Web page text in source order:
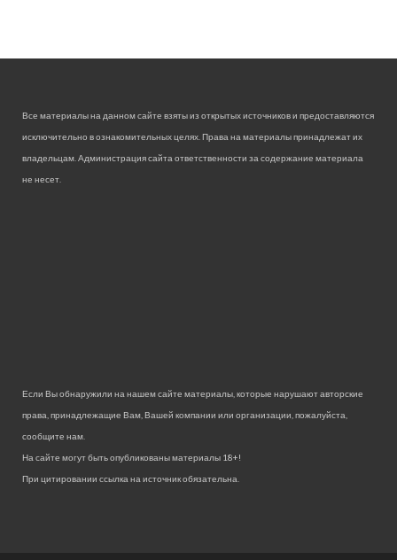
Все материалы на данном сайте взяты из открытых источников и предоставляются
исключительно в ознакомительных целях. Права на материалы принадлежат их
владельцам. Администрация сайта ответственности за содержание материала
не несет.
Если Вы обнаружили на нашем сайте материалы, которые нарушают авторские
права, принадлежащие Вам, Вашей компании или организации, пожалуйста,
сообщите нам.
На сайте могут быть опубликованы материалы 18+!
При цитировании ссылка на источник обязательна.